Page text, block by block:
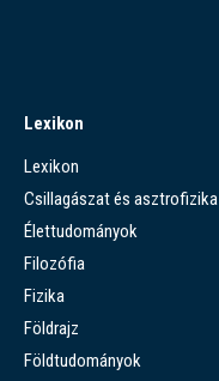
Lexikon
Lexikon
Csillagászat és asztrofizika
Élettudományok
Filozófia
Fizika
Földrajz
Földtudományok